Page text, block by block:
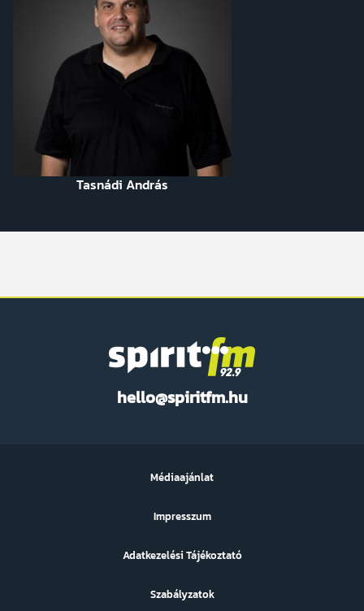
Tasnádi András
hello@spiritfm.hu
FM
Médiaajánlat
Impresszum
Adatkezelési Tájékoztató
Szabályzatok